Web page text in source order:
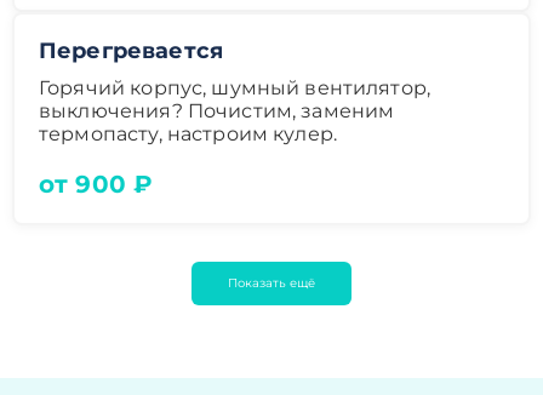
Перегревается
Горячий корпус, шумный вентилятор,
выключения? Почистим, заменим
термопасту, настроим кулер.
от 900 ₽
Показать ещё